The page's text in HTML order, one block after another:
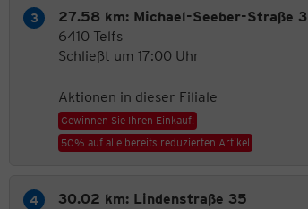
27.58 km: Michael-Seeber-Straße 3
6410 Telfs
Schließt um 17:00 Uhr
Aktionen in dieser Filiale
Gewinnen Sie Ihren Einkauf!
50% auf alle bereits reduzierten Artikel
30.02 km: Lindenstraße 35